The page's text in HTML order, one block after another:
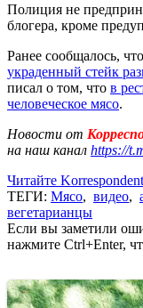
Полиция не
блогера, кроме
Ранее сообщалось, что
украденный стейк
писал о том, что в
человеческое мясо.
Новости от
на наш канал https://
Читайте
ТЕГИ: Мясо, видео,
вегетарианцы
Если вы заметили
нажмите Ctrl+Enter,